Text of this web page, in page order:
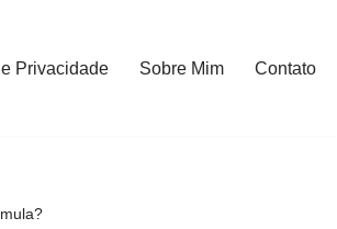
Privacidade Sobre Mim Contato